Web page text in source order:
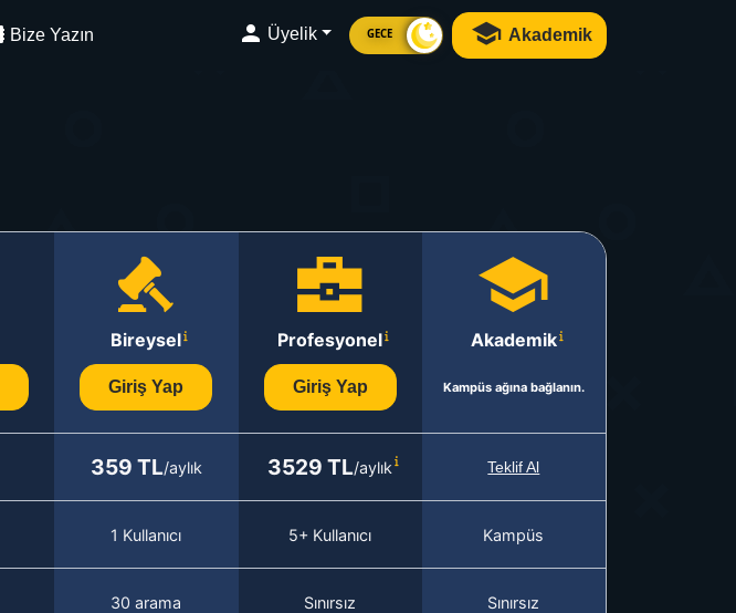
Bize Yazın Üyelik GECE Akademik
Bireysel
Giriş Yap
Profesyonel
Giriş Yap
Akademik
Kampüs ağına bağlanın.
359 TL/aylık 3529 TL/aylık Teklif Al
1 Kullanıcı 5+ Kullanıcı Kampüs
30 arama Sınırsız Sınırsız